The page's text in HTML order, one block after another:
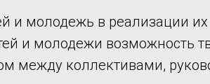
и молодежь в реализации
и молодежи возможность
между коллективами,